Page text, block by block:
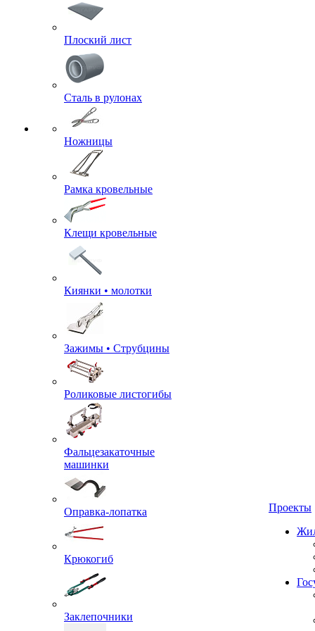
Плоский лист
Сталь в рулонах
Ножницы
Рамка кровельные
Клещи кровельные
Киянки • молотки
Зажимы • Струбцины
Роликовые листогибы
Фальцезакаточные
машинки
Оправка-лопатка
Крюкогиб
Заклепочники